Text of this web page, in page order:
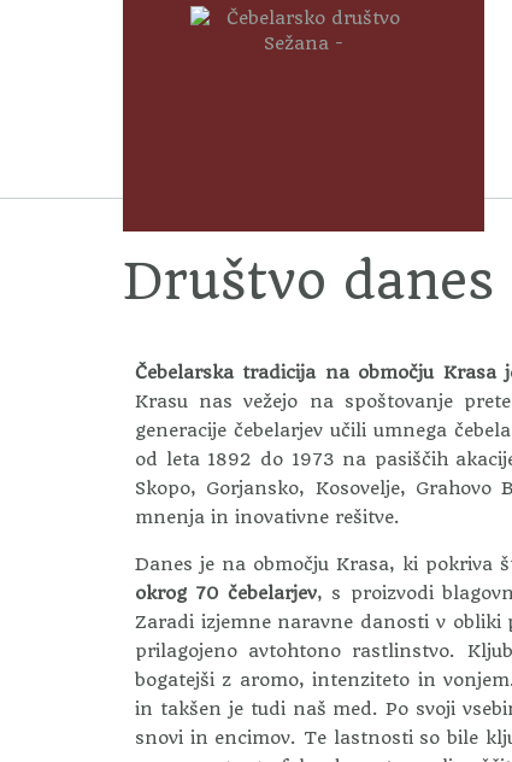
Društvo danes
Čebelarska tradicija na območju Krasa
Krasu nas vežejo na spoštovanje
generacije čebelarjev učili umnega
od leta 1892 do 1973 na pasiščih
Skopo, Gorjansko, Kosovelje,
mnenja in inovativne rešitve.
Danes je na območju Krasa, ki pokriva
okrog 70 čebelarjev, s proizvodi
Zaradi izjemne naravne danosti v
prilagojeno avtohtono rastlinstvo.
bogatejši z aromo, intenziteto in
in takšen je tudi naš med. Po svoji
snovi in encimov. Te lastnosti so bile